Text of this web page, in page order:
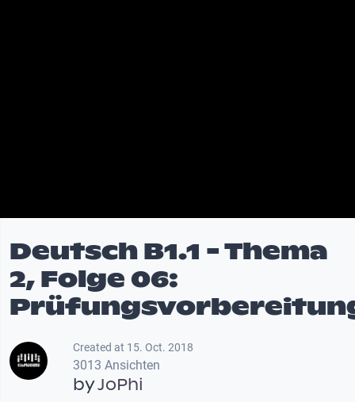
Deutsch B1.1 - Thema
2, Folge 06:
Created at 15. Oct. 2018
3013 Ansichten
byJoPhi